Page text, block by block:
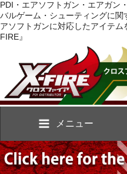
PDI・エアソフトガン・エアガ
バルゲーム・シューティングに
アソフトガンに対応したアイテ
FIRE』
メニュー